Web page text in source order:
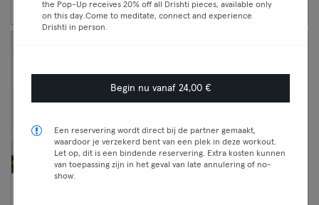
the Pop-Up receives 20% off all Drishti pieces, available only
on this day.Come to meditate, connect and experience
Drishti in person.
Begin nu vanaf 24,00 €
Een reservering wordt direct bij de partner gemaakt,
waardoor je verzekerd bent van een plek in deze workout.
Let op, dit is een bindende reservering. Extra kosten kunnen
van toepassing zijn in het geval van late annulering of no-
show.